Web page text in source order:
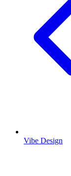
Vibe Design